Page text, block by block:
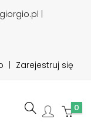
|
Zarejestruj się
0